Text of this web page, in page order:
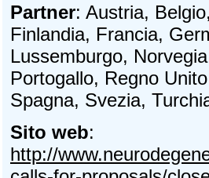
Partner: Austria,
Finlandia, Francia,
Lussemburgo,
Portogallo, Regno
Spagna, Svezia,
Sito web:
http://